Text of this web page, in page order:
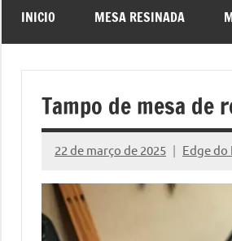
INICIO MESA RESINADA
Tampo de mesa de
22 de março de 2025 Edge do
Nenhum
Comentário